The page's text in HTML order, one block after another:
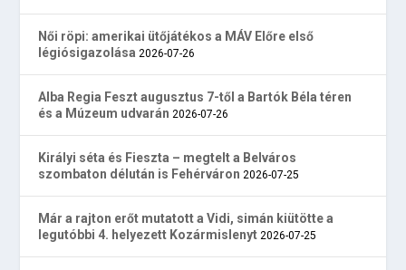
Női röpi: amerikai ütőjátékos a MÁV Előre első
légiósigazolása 2026-07-26
Alba Regia Feszt augusztus 7-től a Bartók Béla téren
és a Múzeum udvarán 2026-07-26
Királyi séta és Fieszta – megtelt a Belváros
szombaton délután is Fehérváron 2026-07-25
Már a rajton erőt mutatott a Vidi, simán kiütötte a
legutóbbi 4. helyezett Kozármislenyt 2026-07-25